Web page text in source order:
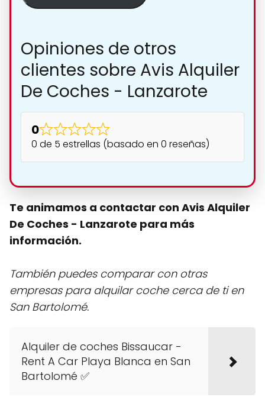
Opiniones de otros
clientes sobre Avis Alquiler
De Coches - Lanzarote
0
0 de 5 estrellas (basado en 0 reseñas)
Te animamos a contactar con Avis Alquiler
De Coches - Lanzarote para más
información.
También puedes comparar con otras
empresas para alquilar coche cerca de ti en
San Bartolomé.
Alquiler de coches Bissaucar -
Rent A Car Playa Blanca en San
Bartolomé ✅